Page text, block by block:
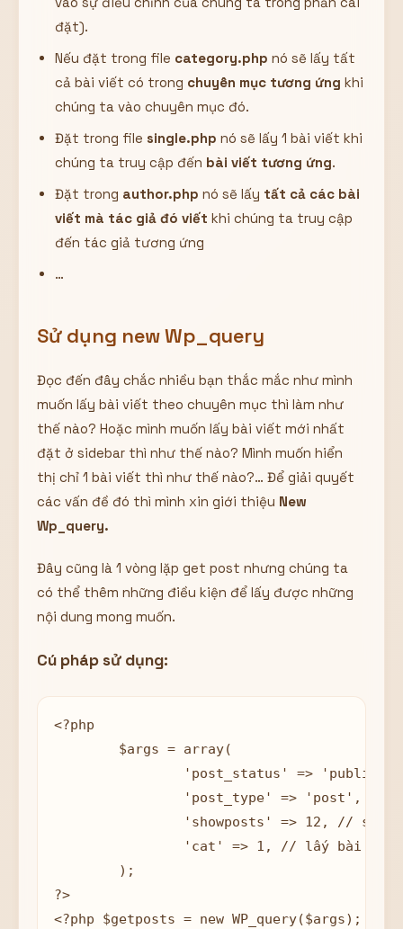
đặt).
Nếu đặt trong file category.php nó sẽ lấy tất
cả bài viết có trong chuyên mục tương ứng khi
chúng ta vào chuyên mục đó.
Đặt trong file single.php nó sẽ lấy 1 bài viết khi
chúng ta truy cập đến bài viết tương ứng.
Đặt trong author.php nó sẽ lấy tất cả các bài
viết mà tác giả đó viết khi chúng ta truy cập
đến tác giả tương ứng
…
Sử dụng new Wp_query
Đọc đến đây chắc nhiều bạn thắc mắc như mình
muốn lấy bài viết theo chuyên mục thì làm như
thế nào? Hoặc mình muốn lấy bài viết mới nhất
đặt ở sidebar thì như thế nào? Mình muốn hiển
thị chỉ 1 bài viết thì như thế nào?… Để giải quyết
các vấn đề đó thì mình xin giới thiệu New
Wp_query.
Đây cũng là 1 vòng lặp get post nhưng chúng ta
có thể thêm những điều kiện để lấy được những
nội dung mong muốn.
Cú pháp sử dụng:
<?php
?>
<?php $getposts = new WP_query($args); ?>